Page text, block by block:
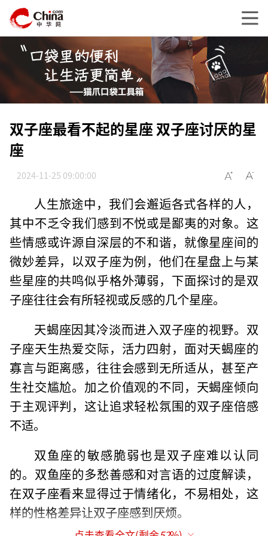
双子座最看不起的星座 双子座讨厌的星
座
2024-11-25 09:00:00
人生旅途中，我们会邂逅各式各样的人，
其中不乏令我们感到不悦或是鄙夷的对象。这
些情感或许源自深层的不和谐，就像星座间的
微妙差异，以双子座为例，他们在星盘上与某
些星座的共鸣似乎格外薄弱，下面探讨的是双
子座往往会有所轻视或反感的几个星座。
天蝎座因其冷淡而进入双子座的视野。双
子座天生热爱交际，活力四射，面对天蝎座的
寡言与距离感，往往会感到无所适从，甚至产
生社交尴尬。加之价值观的不同，天蝎座倾向
于主观评判，这让追求轻松氛围的双子座倍感
不适。
双鱼座的敏感脆弱也是双子座难以认同
的。双鱼座的多愁善感和对言语的过度解读，
在双子座看来显得过于情绪化，不易相处，这
样的性格差异让双子座感到厌烦。